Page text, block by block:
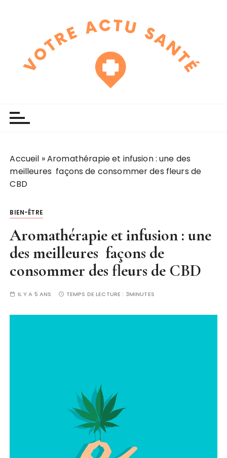
Accueil »Aromathérapie et infusion : une des
meilleures façons de consommer des fleurs de
CBD
BIEN-ÊTRE
Aromathérapie et infusion : une
des meilleures façons de
consommer des fleurs de CBD
IL Y A 5 ANS TEMPS DE LECTURE : 3MINUTES